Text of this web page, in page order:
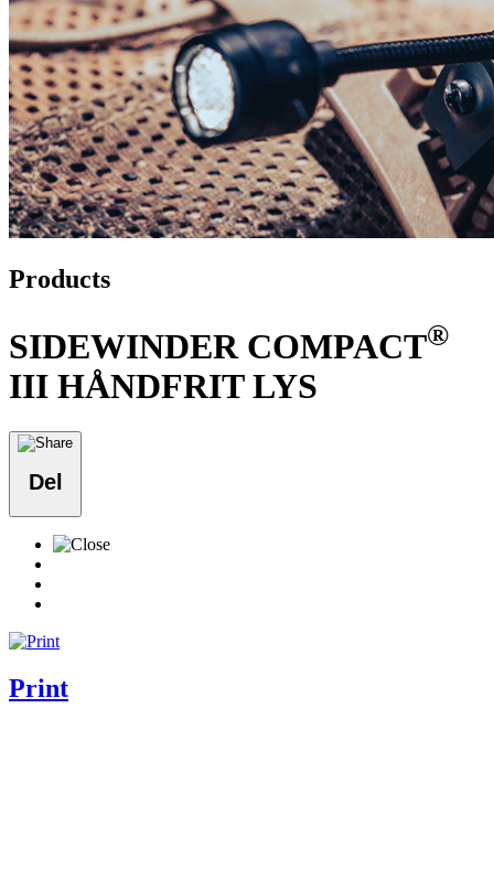
Products
SIDEWINDER COMPACT®
III HÅNDFRIT LYS
Del
Print